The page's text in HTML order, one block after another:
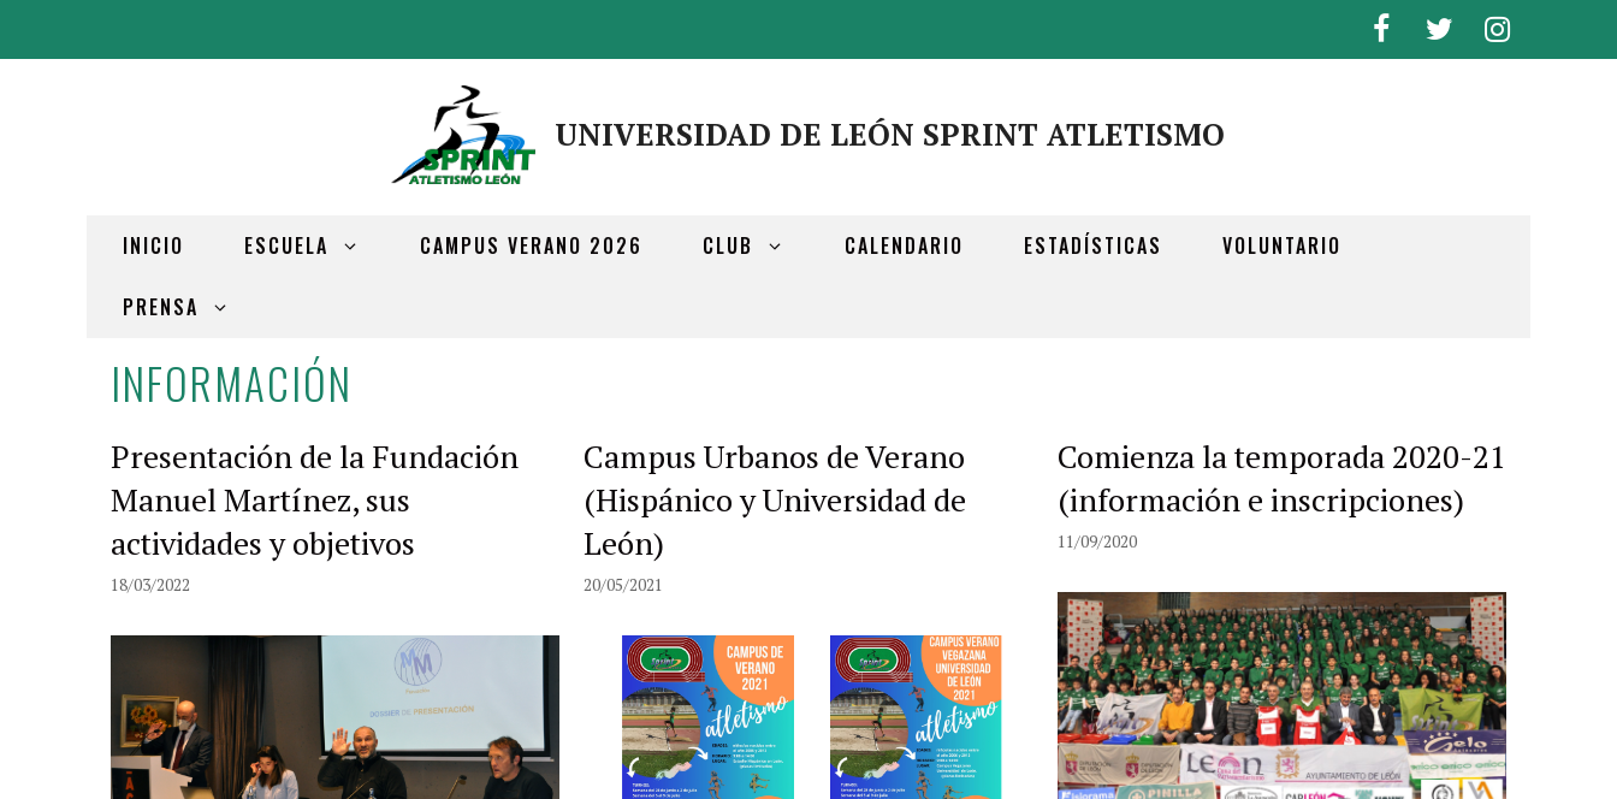
UNIVERSIDAD DE LEÓN SPRINT ATLETISMO
INICIO ESCUELA CAMPUS VERANO 2026 CLUB CALENDARIO ESTADÍSTICAS VOLUNTARIO
PRENSA
INFORMACIÓN
Presentación de la Fundación
Manuel Martínez, sus
actividades y objetivos
18/03/2022
Campus Urbanos de Verano
(Hispánico y Universidad de
León)
20/05/2021
Comienza la temporada 2020-21
(información e inscripciones)
11/09/2020